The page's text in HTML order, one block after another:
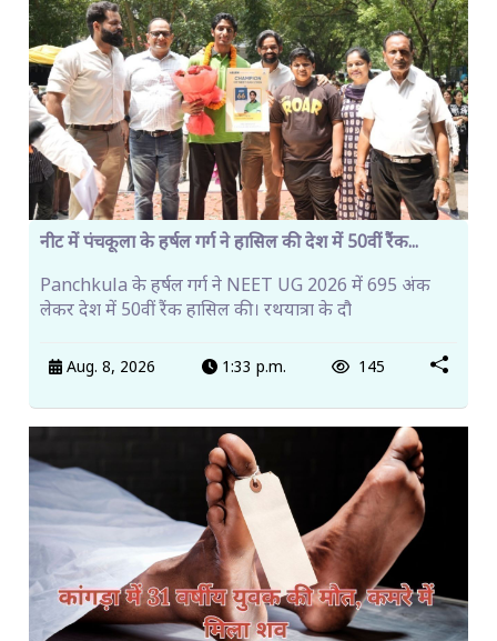
नीट में पंचकूला के हर्षल गर्ग ने हासिल की देश में 50वीं रैंक...
Panchkula के हर्षल गर्ग ने NEET UG 2026 में 695 अंक
लेकर देश में 50वीं रैंक हासिल की। रथयात्रा के दौ
Aug. 8, 2026 1:33 p.m. 145